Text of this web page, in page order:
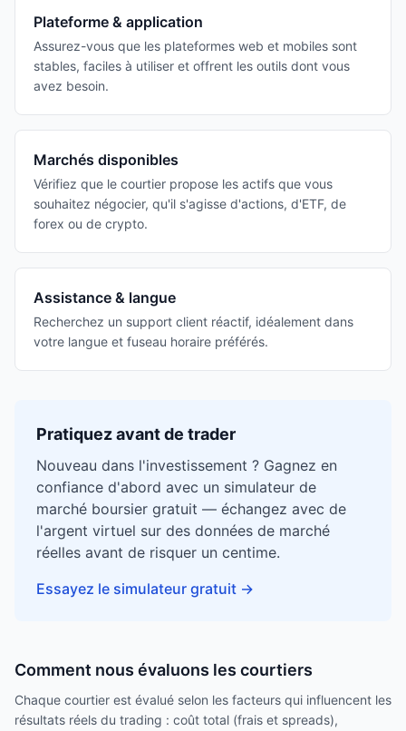
Plateforme & application
Assurez-vous que les plateformes web et mobiles sont
stables, faciles à utiliser et offrent les outils dont vous
avez besoin.
Marchés disponibles
Vérifiez que le courtier propose les actifs que vous
souhaitez négocier, qu'il s'agisse d'actions, d'ETF, de
forex ou de crypto.
Assistance & langue
Recherchez un support client réactif, idéalement dans
votre langue et fuseau horaire préférés.
Pratiquez avant de trader
Nouveau dans l'investissement ? Gagnez en
confiance d'abord avec un simulateur de
marché boursier gratuit — échangez avec de
l'argent virtuel sur des données de marché
réelles avant de risquer un centime.
Essayez le simulateur gratuit →
Comment nous évaluons les courtiers
Chaque courtier est évalué selon les facteurs qui influencent les
résultats réels du trading : coût total (frais et spreads),